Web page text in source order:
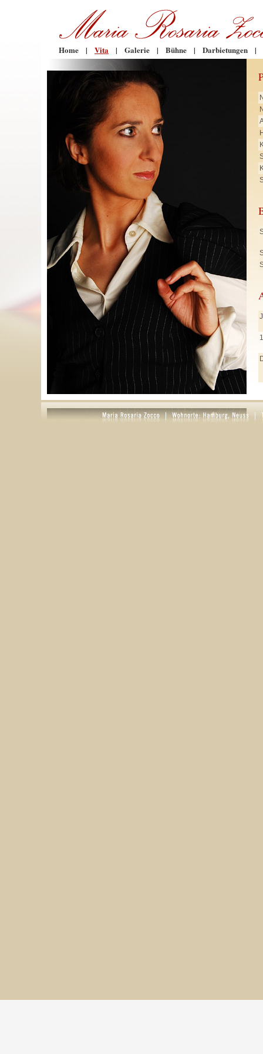
Home | Vita | Galerie | Bühne | Darbietungen |